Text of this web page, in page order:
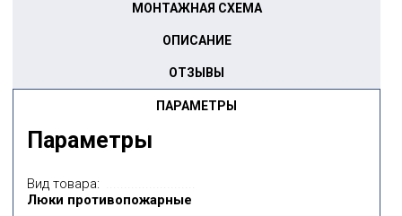
ПАРАМЕТРЫ
МОНТАЖНАЯ СХЕМА
ОПИСАНИЕ
ОТЗЫВЫ
Параметры
Вид товара:
Люки противопожарные